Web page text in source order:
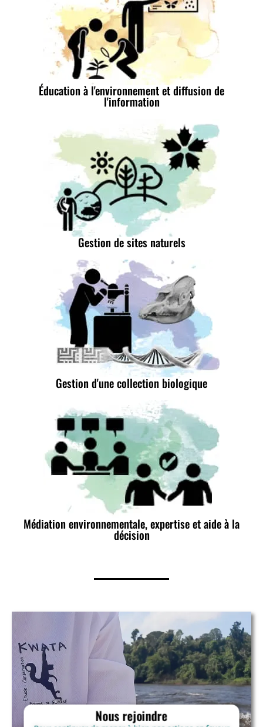
Éducation à l'environnement et diffusion de
l'information
Gestion de sites naturels
Gestion d'une collection biologique
Médiation environnementale, expertise et aide à la
décision
Nous rejoindre